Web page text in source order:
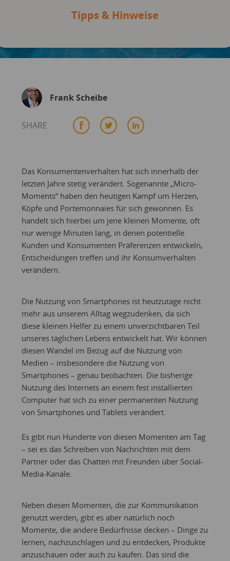
Tipps & Hinweise
Frank Scheibe
SHARE
Das Konsumentenverhalten hat sich innerhalb der
letzten Jahre stetig verändert. Sogenannte „Micro-
Moments“ haben den heutigen Kampf um Herzen,
Köpfe und Portemonnaies für sich gewonnen. Es
handelt sich hierbei um jene kleinen Momente, oft
nur wenige Minuten lang, in denen potentielle
Kunden und Konsumenten Präferenzen entwickeln,
Entscheidungen treffen und ihr Konsumverhalten
verändern.
Die Nutzung von Smartphones ist heutzutage nicht
mehr aus unserem Alltag wegzudenken, da sich
diese kleinen Helfer zu einem unverzichtbaren Teil
unseres täglichen Lebens entwickelt hat. Wir können
diesen Wandel im Bezug auf die Nutzung von
Medien – insbesondere die Nutzung von
Smartphones – genau beobachten. Die bisherige
Nutzung des Internets an einem fest installierten
Computer hat sich zu einer permanenten Nutzung
von Smartphones und Tablets verändert.
Es gibt nun Hunderte von diesen Momenten am Tag
– sei es das Schreiben von Nachrichten mit dem
Partner oder das Chatten mit Freunden über Social-
Media-Kanäle.
Neben diesen Momenten, die zur Kommunikation
genutzt werden, gibt es aber natürlich noch
Momente, die andere Bedürfnisse decken – Dinge zu
lernen, nachzuschlagen und zu entdecken, Produkte
anzuschauen oder auch zu kaufen. Das sind die